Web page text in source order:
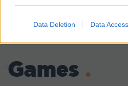
Data Deletion Data Access
Games